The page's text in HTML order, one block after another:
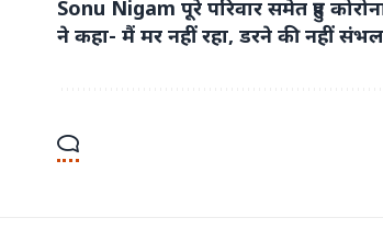
Sonu Nigam पूरे परिवार समेत हुए
ने कहा- मैं मर नहीं रहा, डरने की नहीं